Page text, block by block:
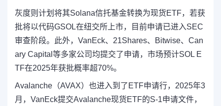
灰度则计划将其Solana信托基金转换为现货ETF，若获
批将以代码GSOL在纽交所上市，目前申请已进入SEC
审查阶段。此外，VanEck、21Shares、Bitwise、Can
ary Capital等多家公司均提交了申请，市场预计SOL E
TF在2025年获批概率超70%。
Avalanche（AVAX）也进入到了ETF申请行，2025年3
月，VanEck提交Avalanche现货ETF的S-1申请文件，